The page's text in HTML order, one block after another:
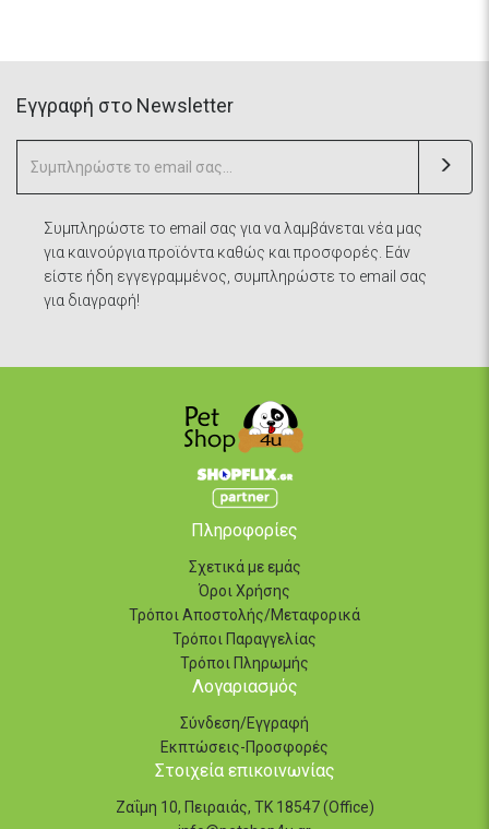
Eγγραφή στο Newsletter
Συμπληρώστε το email σας για να λαμβάνεται νέα μας
για καινούργια προϊόντα καθώς και προσφορές. Εάν
είστε ήδη εγγεγραμμένος, συμπληρώστε το email σας
για διαγραφή!
Πληροφορίες
Σχετικά με εμάς
Όροι Χρήσης
Τρόποι Αποστολής/Μεταφορικά
Τρόποι Παραγγελίας
Τρόποι Πληρωμής
Λογαριασμός
Σύνδεση/Εγγραφή
Εκπτώσεις-Προσφορές
Στοιχεία επικοινωνίας
Ζαΐμη 10, Πειραιάς, ΤΚ 18547 (Office)